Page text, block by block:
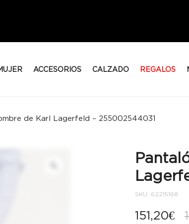
ACCESORIOS CALZADO REGALOS
de Karl Lagerfeld – 255002544031
SKU: 62215168
151,20€